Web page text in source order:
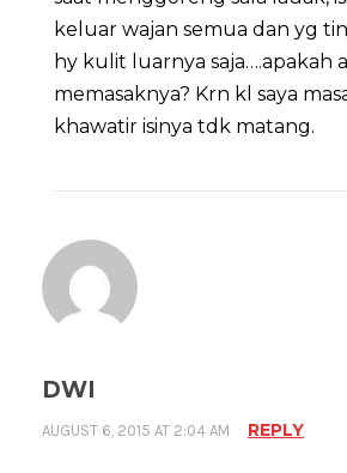
keluar wajan semua dan yg
hy kulit luarnya saja….apakah
memasaknya? Krn kl saya
khawatir isinya tdk matang.
DWI
AUGUST 6, 2015 AT 2:04 AM REPLY